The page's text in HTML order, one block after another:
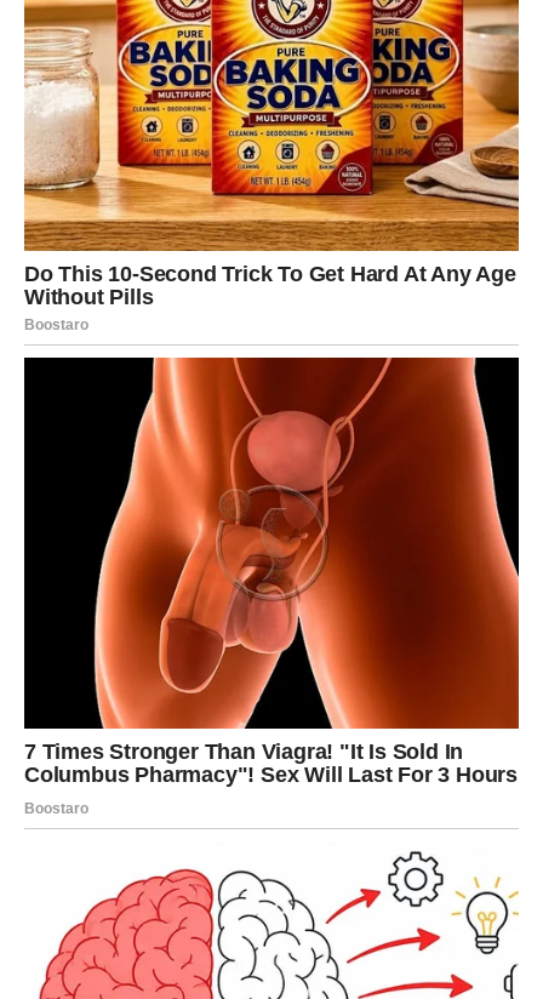
Kada su bolovi u želucu alarmantni:
“Ignorisanje simptoma može dovesti i do
raka”, otkriva doktor Skrobić
Problemi s probavom i povećana želučana kiselina mogu
dovesti do raznih komplikacija kao što su nadutost, gojaznost i
poremećaj normalnih funkcija tijela.
asistent. Dr Ognjen Škrobić govori o najčešćim tegobama
želuca i jednjaka na Klinici za RTS i objašnjava kako se sa
njima lečiti.
– Gerb je skraćenica za gastroezofagealnu refluksnu bolest ili
kako ljudi često vole da kažu – refluks. Želučana kiselina je
normalna stvar, ali kada se počne vraćati može biti problem i
postoji mnogo razloga za to i ne samo to, obično je problem sa
refluksom sve ono što počne da se vraća u jednjak i izaziva
simptome, odnosno jednjak je oštećen i možemo ga staviti
Smatra se refluksnom bolešću. – objasnio je doktor i dodao:
– Po definiciji, ako se ovaj problem javlja dva ili više puta
sedmično, to je alarmantno i treba se obratiti ljekaru. Pojava
simptoma refluksne bolesti dva ili više puta je alarmantan znak
da trebate potražiti pomoć.
– Bolest ima niz atipičnih simptoma, a neki pacijenti se žale na
peckanje u ždrijelu i grlu, ali bez klasične žgaravice. Ljudi se
žale i na čest kašalj, često suv, promuklost, povremene
probleme s disanjem, oštećenje zubne cakline…
Jedan od mogućih uzroka vraćanja želučane kiseline u jednjak